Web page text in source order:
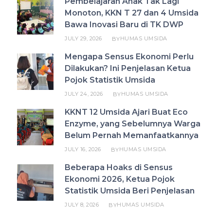
Monoton, KKN T 27 dan 4 Umsida
Bawa Inovasi Baru di TK DWP
JULY 29, 2026 BYHUMAS UMSIDA
Mengapa Sensus Ekonomi Perlu
Dilakukan? Ini Penjelasan Ketua
Pojok Statistik Umsida
JULY 24, 2026 BYHUMAS UMSIDA
KKNT 12 Umsida Ajari Buat Eco
Enzyme, yang Sebelumnya Warga
Belum Pernah Memanfaatkannya
JULY 16, 2026 BYHUMAS UMSIDA
Beberapa Hoaks di Sensus
Ekonomi 2026, Ketua Pojok
Statistik Umsida Beri Penjelasan
JULY 8, 2026 BYHUMAS UMSIDA